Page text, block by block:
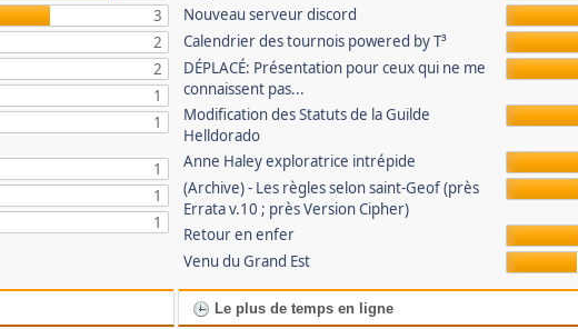
3
2
2
1
1
1
1
1
Nouveau serveur discord
Calendrier des tournois powered by T³
DÉPLACÉ: Présentation pour ceux qui ne me
connaissent pas...
Modification des Statuts de la Guilde
Helldorado
Anne Haley exploratrice intrépide
(Archive) - Les règles selon saint-Geof (près
Errata v.10 ; près Version Cipher)
Retour en enfer
Venu du Grand Est
Le plus de temps en ligne